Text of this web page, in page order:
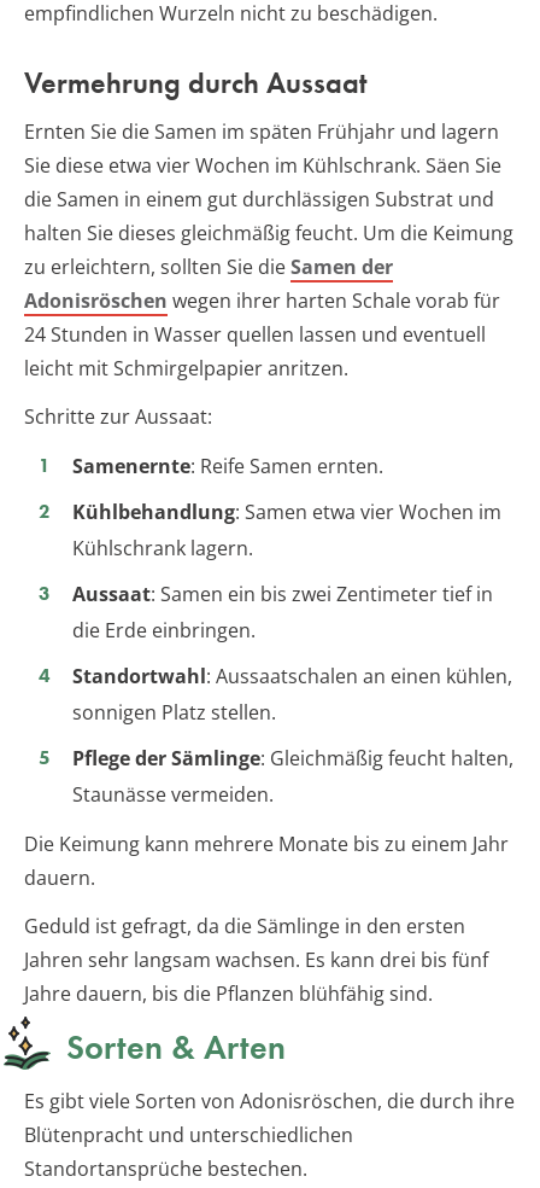
empfindlichen Wurzeln nicht zu beschädigen.
Vermehrung durch Aussaat
Ernten Sie die Samen im späten Frühjahr und lagern
Sie diese etwa vier Wochen im Kühlschrank. Säen Sie
die Samen in einem gut durchlässigen Substrat und
halten Sie dieses gleichmäßig feucht. Um die Keimung
zu erleichtern, sollten Sie dieSamen der
Adonisröschen wegen ihrer harten Schale vorab für
24 Stunden in Wasser quellen lassen und eventuell
leicht mit Schmirgelpapier anritzen.
Schritte zur Aussaat:
Samenernte: Reife Samen ernten.
Kühlbehandlung: Samen etwa vier Wochen im
Kühlschrank lagern.
Aussaat: Samen ein bis zwei Zentimeter tief in
die Erde einbringen.
Standortwahl: Aussaatschalen an einen kühlen,
sonnigen Platz stellen.
Pflege der Sämlinge: Gleichmäßig feucht halten,
Staunässe vermeiden.
Die Keimung kann mehrere Monate bis zu einem Jahr
dauern.
Geduld ist gefragt, da die Sämlinge in den ersten
Jahren sehr langsam wachsen. Es kann drei bis fünf
Jahre dauern, bis die Pflanzen blühfähig sind.
Sorten & Arten
Es gibt viele Sorten von Adonisröschen, die durch ihre
Blütenpracht und unterschiedlichen
Standortansprüche bestechen.